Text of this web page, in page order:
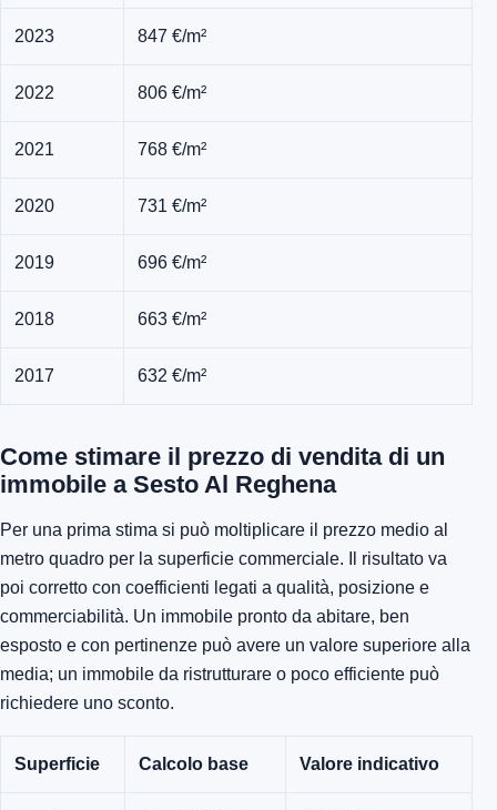
2023 847 €/m²
2022 806 €/m²
2021 768 €/m²
2020 731 €/m²
2019 696 €/m²
2018 663 €/m²
2017 632 €/m²
Come stimare il prezzo di vendita di un
immobile a Sesto Al Reghena
Per una prima stima si può moltiplicare il prezzo medio al
metro quadro per la superficie commerciale. Il risultato va
poi corretto con coefficienti legati a qualità, posizione e
commerciabilità. Un immobile pronto da abitare, ben
esposto e con pertinenze può avere un valore superiore alla
media; un immobile da ristrutturare o poco efficiente può
richiedere uno sconto.
Superficie Calcolo base Valore indicativo